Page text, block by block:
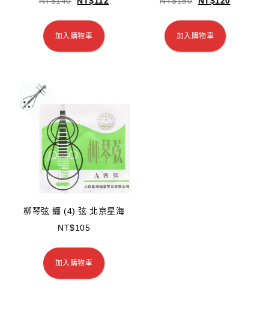
加入購物車 加入購物車
柳琴弦 纏 (4) 弦 北京星海
NT$105
加入購物車